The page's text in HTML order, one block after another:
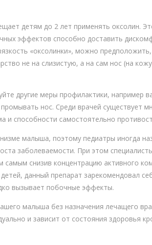
детям до 2 лет применять оксолин.
эффектов способно доставить
«оксолинки», можно
не на слизистую, а на сам нос (на
другие меры профилактики, например
нос. Среди врачей существует
способности самостоятельно
малыша, поэтому педиатры иногда
заболеваемости. При этом
снизив концентрацию активного
данный препарат зарекомендовал
вызывает побочные эффекты.
малыша без назначения лечащего
и зависит от состояния здоровья